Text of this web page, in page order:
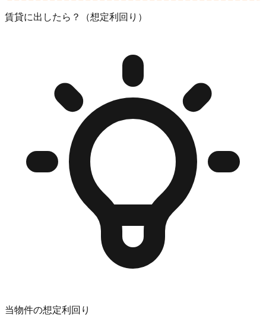
賃貸に出したら？（想定利回り）
当物件の想定利回り